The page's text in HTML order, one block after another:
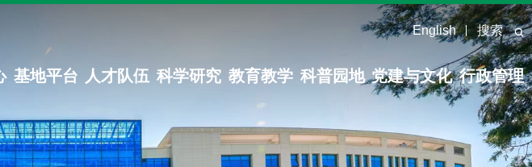
English 搜索
基地平台 人才队伍 科学研究 教育教学 科普园地 党建与文化 行政管理